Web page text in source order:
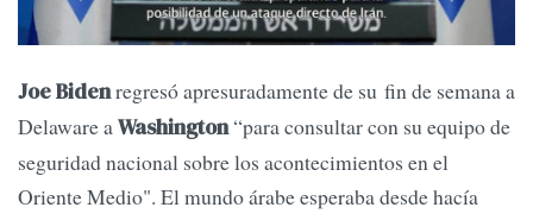
Joe Bidenregresó apresuradamente de su fin de semana a
Delaware aWashington“para consultar con su equipo de
seguridad nacional sobre los acontecimientos en el
Oriente Medio". El mundo árabe esperaba desde hacía